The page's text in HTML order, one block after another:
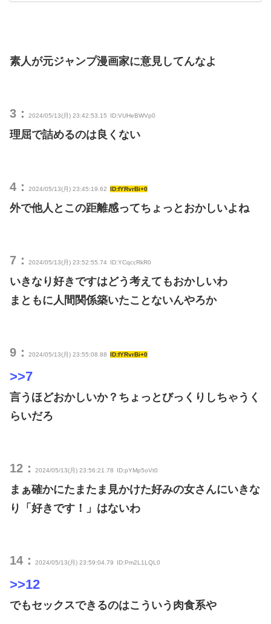
素人が元ジャンプ漫画家に意見してんなよ
3： 2024/05/13(月) 23:42:53.15 ID:VUHeBWVp0
理屈で詰めるのは良くない
4： 2024/05/13(月) 23:45:19.62 ID:fYRvrBi+0
外で他人とこの距離感ってちょっとおかしいよね
7： 2024/05/13(月) 23:52:55.74 ID:YCqccRkR0
いきなり好きですはどう考えてもおかしいわ
まともに人間関係築いたことないんやろか
9： 2024/05/13(月) 23:55:08.88 ID:fYRvrBi+0
>>7
言うほどおかしいか？ちょっとびっくりしちゃうく
らいだろ
12： 2024/05/13(月) 23:56:21.78 ID:pYMp5oVt0
まぁ確かにたまたま見かけた好みの女さんにいきな
り「好きです！」はないわ
14： 2024/05/13(月) 23:59:04.79 ID:Pm2L1LQL0
>>12
でもセックスできるのはこういう肉食系や